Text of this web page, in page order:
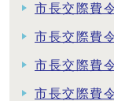
市長交際費
市長交際費
市長交際費
市長交際費